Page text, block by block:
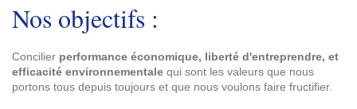
Nos objectifs :
Concilier performance économique, liberté d'entreprendre, et
efficacité environnementale qui sont les valeurs que nous
portons tous depuis toujours et que nous voulons faire fructifier.